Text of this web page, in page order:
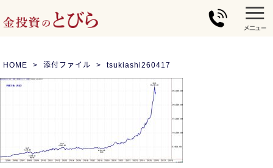
HOME 添付ファイル tsukiashi260417